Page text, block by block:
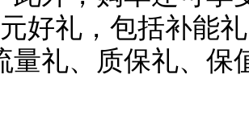
好礼，包括补能
量礼、质保礼、保